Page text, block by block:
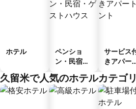
ホテル
ペンショ
ン・民宿・
ス
サービス
きアパー
久留米で人気のホテルカテゴ